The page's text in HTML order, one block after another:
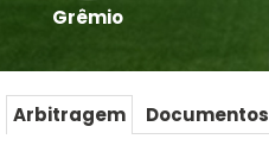
Grêmio
Arbitragem Documentos